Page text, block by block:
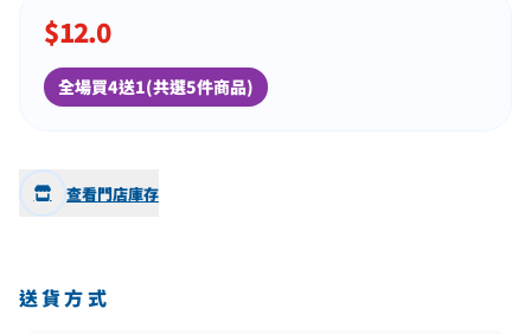
$12.0
全場買4送1(共選5件商品)
查看門店庫存
送貨方式